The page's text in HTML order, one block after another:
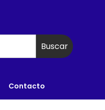
Buscar
Contacto